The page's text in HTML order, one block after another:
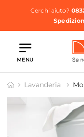
Cerchi aiuto?
MENU
Lavanderia